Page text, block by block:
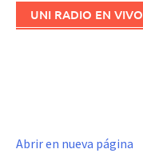
UNI RADIO EN VIVO
Abrir en nueva página